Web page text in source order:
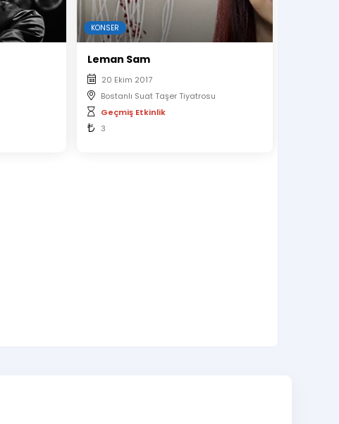
KONSER
Leman Sam
20 Ekim 2017
Bostanlı Suat Taşer Tiyatrosu
Geçmiş Etkinlik
3